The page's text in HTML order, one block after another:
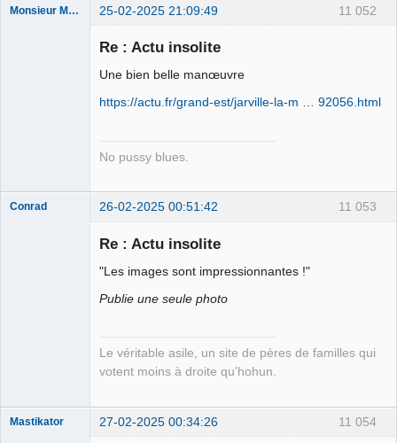
11 052
Monsieur Maurice 25-02-2025 21:09:49
Re : Actu insolite
Une bien belle manœuvre
https://actu.fr/grand-est/jarville-la-m … 92056.html
No pussy blues.
11 053
Conrad 26-02-2025 00:51:42
Re : Actu insolite
"Les images sont impressionnantes !"
Publie une seule photo
Le véritable asile, un site de pères de familles qui
votent moins à droite qu'hohun.
11 054
Mastikator 27-02-2025 00:34:26